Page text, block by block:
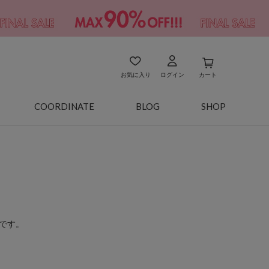
お気に入り ログイン カート
COORDINATE BLOG SHOP
す。